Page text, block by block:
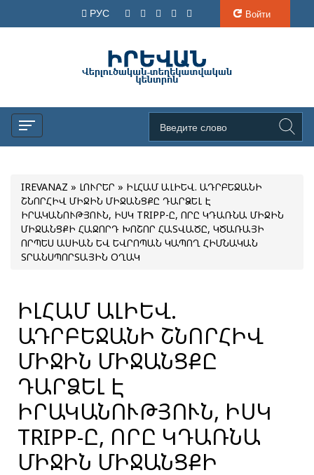
РУС Войти
IREVANAZ » ԼՈՒՐԵՐ » ԻԼՀԱՄ ԱԼԻԵՎ. ԱԴՐԲԵՋԱՆԻ
ՇՆՈՐՀԻՎ ՄԻՋԻՆ ՄԻՋԱՆՑՔԸ ԴԱՐՁԵԼ Է
ԻՐԱԿԱՆՈՒԹՅՈՒՆ, ԻՍԿ TRIPP-Ը, ՈՐԸ ԿԴԱՌՆԱ ՄԻՋԻՆ
ՄԻՋԱՆՑՔԻ ՀԱՋՈՐԴ ԽՈՇՈՐ ՀԱՏՎԱԾԸ, ԿԾԱՌԱՅԻ
ՈՐՊԵՍ ԱՍԻԱՆ ԵՎ ԵՎՐՈՊԱՆ ԿԱՊՈՂ ՀԻՄՆԱԿԱՆ
ՏՐԱՆՍՊՈՐՏԱՅԻՆ ՕՂԱԿ
ԻԼՀԱՄ ԱԼԻԵՎ.
ԱԴՐԲԵՋԱՆԻ ՇՆՈՐՀԻՎ
ՄԻՋԻՆ ՄԻՋԱՆՑՔԸ
ԴԱՐՁԵԼ Է
ԻՐԱԿԱՆՈՒԹՅՈՒՆ, ԻՍԿ
TRIPP-Ը, ՈՐԸ ԿԴԱՌՆԱ
ՄԻՋԻՆ ՄԻՋԱՆՑՔԻ